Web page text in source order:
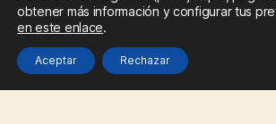
navegador para la próxima vez que
obtener más información y configurar tus
en este enlace.
Aceptar Rechazar